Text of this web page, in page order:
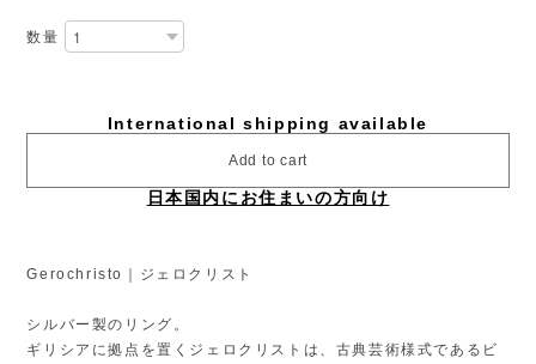
数量
International shipping available
Add to cart
日本国内にお住まいの方向け
Gerochristo｜ジェロクリスト
シルバー製のリング。
ギリシアに拠点を置くジェロクリストは、古典芸術様式であるビ